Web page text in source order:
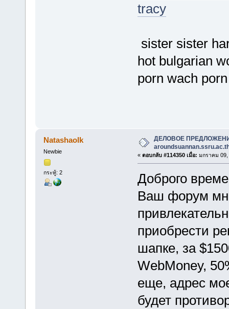
tracy
sister sister
hot bulgarian
porn wach
Natashaolk
Newbie
กระทู้: 2
ДЕЛОВОЕ
« ตอบกลับ #114350 เมื่อ: มกราคม 09,
Доброго
Ваш форум
приобрести
шапке, за
WebMoney,
еще, адрес
будет